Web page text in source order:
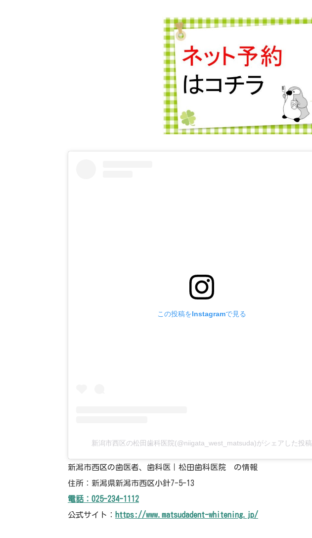
この投稿をInstagramで見る
新潟市西区の松田歯科医院(@niigata_west_matsuda)がシェアした投稿
新潟市西区の歯医者、歯科医｜松田歯科医院 の情報
住所：新潟県新潟市西区小針7-5-13
電話：025-234-1112
公式サイト： https://www.matsudadent-whitening.jp/